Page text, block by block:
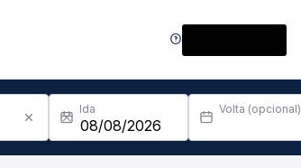
Ida Volta (opcional)